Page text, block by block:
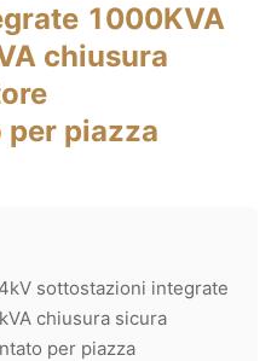
1000KVA
chiusura
piazza
sottostazioni integrate
chiusura sicura
per piazza